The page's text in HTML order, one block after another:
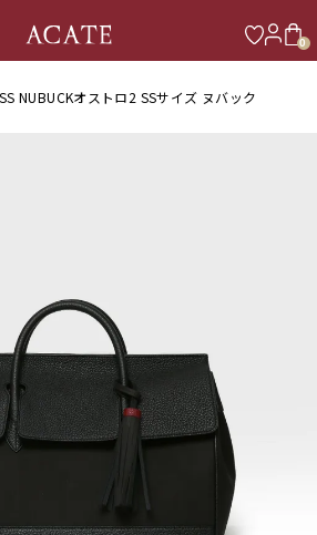
0
NUBUCKオストロ2 SSサイズ ヌバック